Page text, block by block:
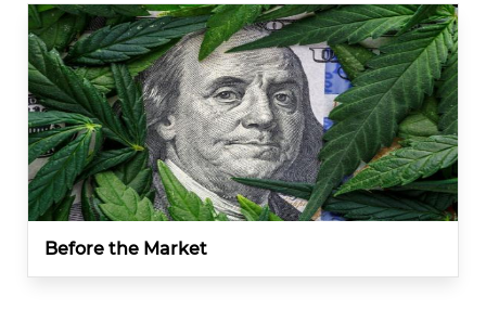
Before the Market